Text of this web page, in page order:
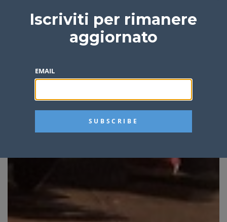
Iscriviti per rimanere
aggiornato
EMAIL